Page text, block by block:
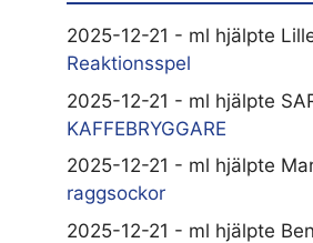
2025-12-21 - ml hjälpte
Reaktionsspel
2025-12-21 - ml hjälpte
KAFFEBRYGGARE
2025-12-21 - ml hjälpte
raggsockor
2025-12-21 - ml hjälpte